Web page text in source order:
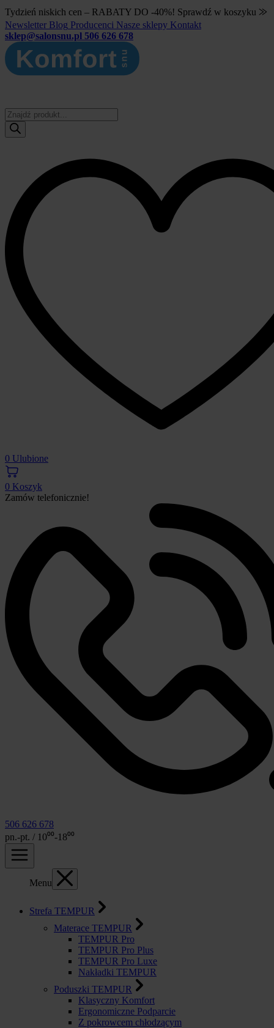
Tydzień niskich cen – RABATY DO -40%! Sprawdź w koszyku ⨠
Newsletter Blog Producenci Nasze sklepy Kontakt
sklep@salonsnu.pl 506 626 678
Wyszukiwarka
produktów
0 Ulubione
0 Koszyk
Zamów telefonicznie!
506 626 678
pn.-pt. / 10⁰⁰-18⁰⁰
Menu
Strefa TEMPUR
Materace TEMPUR
TEMPUR Pro
TEMPUR Pro Plus
TEMPUR Pro Luxe
Nakładki TEMPUR
Poduszki TEMPUR
Klasyczny Komfort
Ergonomiczne Podparcie
Z pokrowcem chłodzącym